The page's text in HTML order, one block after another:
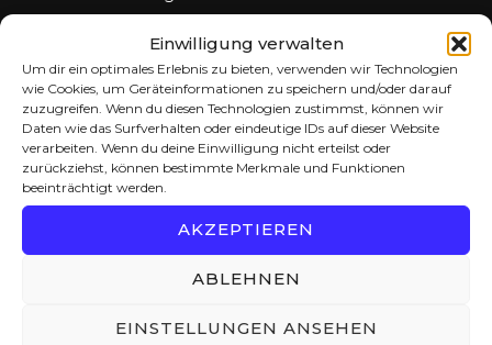
Einwilligung verwalten
Um dir ein optimales Erlebnis zu bieten, verwenden wir Technologien
wie Cookies, um Geräteinformationen zu speichern und/oder darauf
zuzugreifen. Wenn du diesen Technologien zustimmst, können wir
Daten wie das Surfverhalten oder eindeutige IDs auf dieser Website
verarbeiten. Wenn du deine Einwilligung nicht erteilst oder
zurückziehst, können bestimmte Merkmale und Funktionen
beeinträchtigt werden.
AKZEPTIEREN
ABLEHNEN
EINSTELLUNGEN ANSEHEN
c
:
Wirtschaftsstudium an der Universität Zürich
Unternehmensberater
Zwei Kinder, wohnhaft in Dietikon
Reisender und Wanderer
Musik / Film / Literatur Freak …